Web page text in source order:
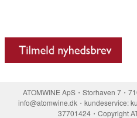
ATOMWINE ApS・Storhaven 7・
info@atomwine.dk・kundeservice:
37701424・Copyright